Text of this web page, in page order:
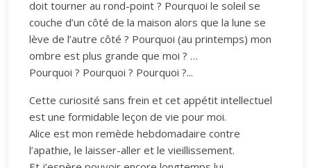
doit tourner au rond-point ? Pourquoi le soleil se
couche d’un côté de la maison alors que la lune se
lève de l’autre côté ? Pourquoi (au printemps) mon
ombre est plus grande que moi ? …
Pourquoi ? Pourquoi ? Pourquoi ?...
Cette curiosité sans frein et cet appétit intellectuel
est une formidable leçon de vie pour moi.
Alice est mon remède hebdomadaire contre
l’apathie, le laisser-aller et le vieillissement.